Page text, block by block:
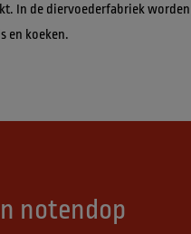
In de diervoederfabriek
en koeken.
notendop